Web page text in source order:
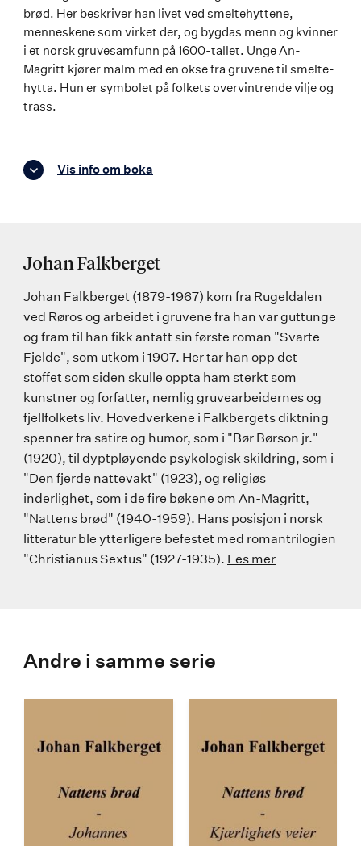
brød. Her beskriver han livet ved smeltehyttene,
menneskene som virket der, og bygdas menn og kvinner
i et norsk gruvesamfunn på 1600-tallet. Unge An-
Magritt kjører malm med en okse fra gruvene til smelte-
hytta. Hun er symbolet på folkets overvintrende vilje og
trass.
Vis info om boka
Johan Falkberget
Johan Falkberget (1879-1967) kom fra Rugeldalen
ved Røros og arbeidet i gruvene fra han var guttunge
og fram til han fikk antatt sin første roman "Svarte
Fjelde", som utkom i 1907. Her tar han opp det
stoffet som siden skulle oppta ham sterkt som
kunstner og forfatter, nemlig gruvearbeidernes og
fjellfolkets liv. Hovedverkene i Falkbergets diktning
spenner fra satire og humor, som i "Bør Børson jr."
(1920), til dyptpløyende psykologisk skildring, som i
"Den fjerde nattevakt" (1923), og religiøs
inderlighet, som i de fire bøkene om An-Magritt,
"Nattens brød" (1940-1959). Hans posisjon i norsk
litteratur ble ytterligere befestet med romantrilogien
"Christianus Sextus" (1927-1935). Les mer
Andre i samme serie